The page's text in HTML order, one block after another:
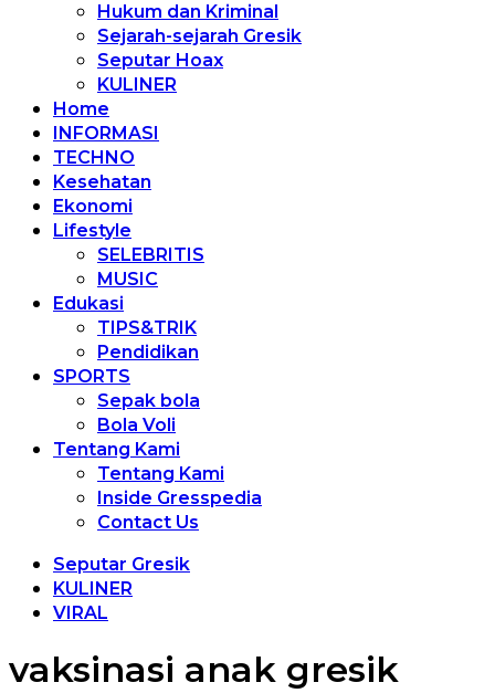
Hukum dan Kriminal
Sejarah-sejarah Gresik
Seputar Hoax
KULINER
Home
INFORMASI
TECHNO
Kesehatan
Ekonomi
Lifestyle
SELEBRITIS
MUSIC
Edukasi
TIPS&TRIK
Pendidikan
SPORTS
Sepak bola
Bola Voli
Tentang Kami
Tentang Kami
Inside Gresspedia
Contact Us
Seputar Gresik
KULINER
VIRAL
vaksinasi anak gresik